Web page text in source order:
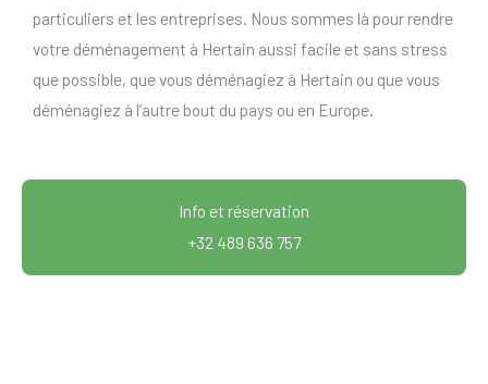
particuliers et les entreprises. Nous sommes là pour rendre
votre déménagement à Hertain aussi facile et sans stress
que possible, que vous déménagiez à Hertain ou que vous
déménagiez à l’autre bout du pays ou en Europe.
Info et réservation
+32 489 636 757